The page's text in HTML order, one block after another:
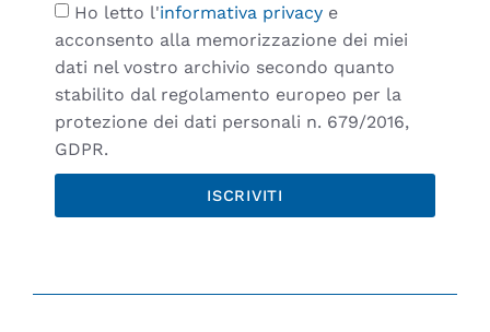
Ho letto l'informativa privacy e
acconsento alla memorizzazione dei miei
dati nel vostro archivio secondo quanto
stabilito dal regolamento europeo per la
protezione dei dati personali n. 679/2016,
GDPR.
ISCRIVITI